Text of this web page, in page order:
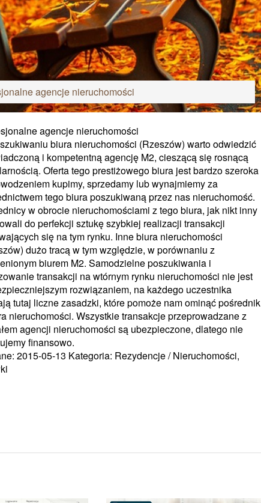
agencje nieruchomości
agencje nieruchomości
biura nieruchomości (Rzeszów) warto odwiedzić
i kompetentną agencję M2, cieszącą się rosnącą
Oferta tego prestiżowego biura jest bardzo szeroka
kupimy, sprzedamy lub wynajmiemy za
tego biura poszukiwaną przez nas nieruchomość.
w obrocie nieruchomościami z tego biura, jak nikt inny
do perfekcji sztukę szybkiej realizacji transakcji
się na tym rynku. Inne biura nieruchomości
dużo tracą w tym względzie, w porównaniu z
biurem M2. Samodzielne poszukiwania i
transakcji na wtórnym rynku nieruchomości nie jest
rozwiązaniem, na każdego uczestnika
tutaj liczne zasadzki, które pomoże nam ominąć pośrednik
nieruchomości. Wszystkie transakcje przeprowadzane z
agencji nieruchomości są ubezpieczone, dlatego nie
finansowo.
2015-05-13 Kategoria: Rezydencje / Nieruchomości,